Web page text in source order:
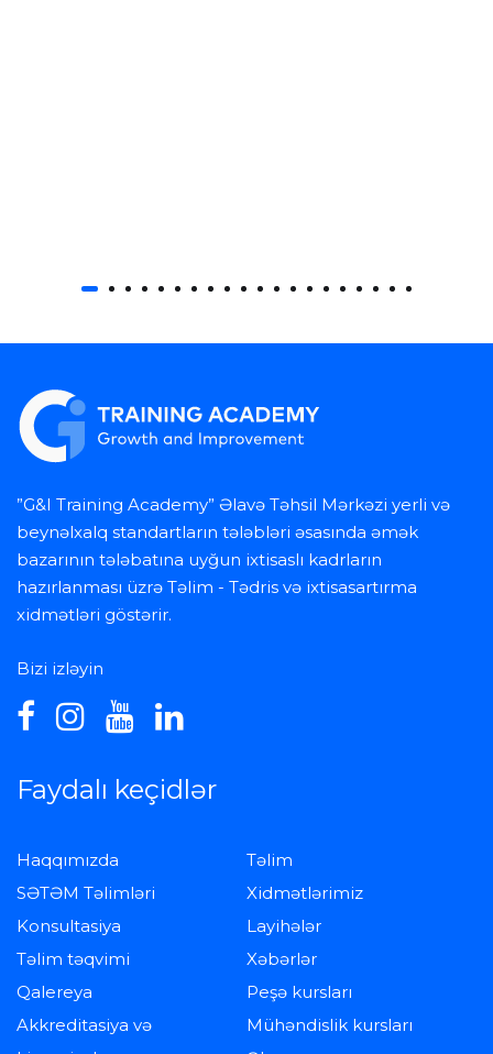
”G&I Training Academy” Əlavə Təhsil Mərkəzi yerli və
beynəlxalq standartların tələbləri əsasında əmək
bazarının tələbatına uyğun ixtisaslı kadrların
hazırlanması üzrə Təlim - Tədris və ixtisasartırma
xidmətləri göstərir.
Bizi izləyin
Faydalı keçidlər
Haqqımızda
Təlim
SƏTƏM Təlimləri
Xidmətlərimiz
Konsultasiya
Layihələr
Təlim təqvimi
Xəbərlər
Qalereya
Peşə kursları
Akkreditasiya və
Mühəndislik kursları